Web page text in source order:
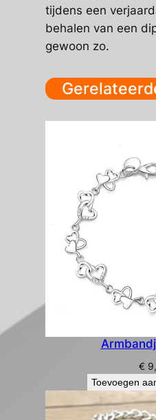
tijdens een
behalen van een
gewoon zo.
€
Toevoegen